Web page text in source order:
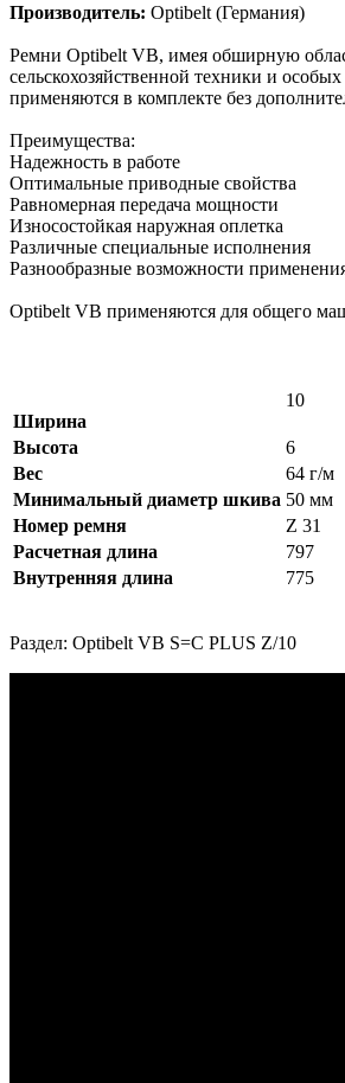
Производитель: Optibelt (Германия)
Ремни Optibelt VB, имея обширную
сельскохозяйственной техники и
применяются в комплекте без
Преимущества:
Надежность в работе
Оптимальные приводные свойства
Равномерная передача мощности
Износостойкая наружная оплетка
Различные специальные исполнения
Разнообразные возможности
Оptibelt VB применяются для общего
Ширина
10
Высота
6
Вес
64 г/м
Минимальный диаметр шкива 50 мм
Номер ремня
Z 31
Расчетная длина
797
Внутренняя длина
775
Раздел: Optibelt VB S=C PLUS Z/10